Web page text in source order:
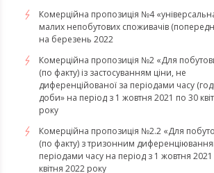
​​​​​​​Комерційна пропозиція №4
малих непобутових споживачів
на березень 2022
Комерційна пропозиція №2 «Для
(по факту) із застосуванням ціни, не
диференційованої за періодами часу
доби» на період з 1 жовтня 2021 по 30
року
Комерційна пропозиція №2.2 «Для
(по факту) з тризонним
періодами часу на період з 1 жовтня
квітня 2022 року